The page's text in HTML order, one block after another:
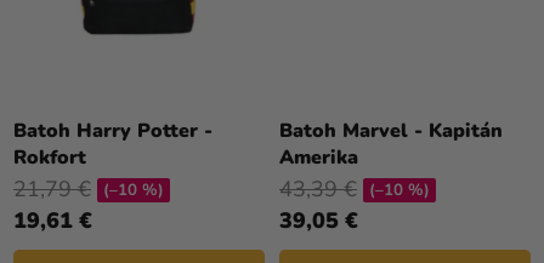
Batoh Harry Potter -
Rokfort
19,61 €
21,79 € (–10 %)
Batoh Marvel - Kapitán
Amerika
39,05 €
43,39 € (–10 %)